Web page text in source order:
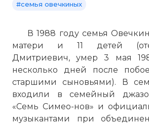
#семья овечкиных
В 1988 году семья
матери и 11 детей
Дмитриевич, умер 3 мая
несколько дней после
старшими сыновьями). В
входили в семейный
«Семь Симео-нов» и
музыкантами при